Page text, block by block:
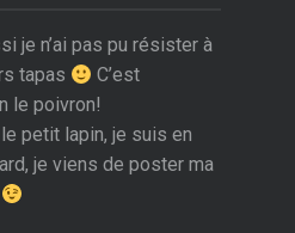
je n’ai pas pu résister à
tapas
C’est
le poivron!
petit lapin, je suis en
je viens de poster ma